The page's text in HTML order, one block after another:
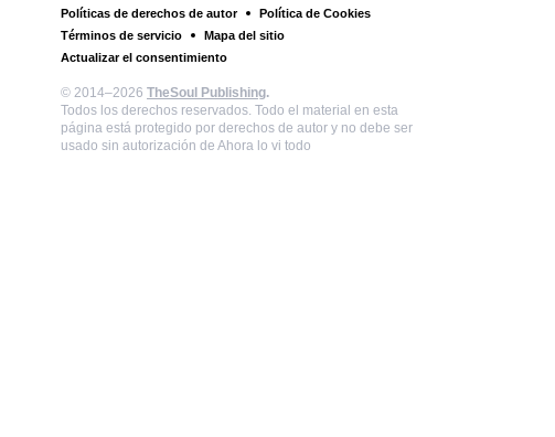
Políticas de derechos de autor
Política de Cookies
Términos de servicio
Mapa del sitio
Actualizar el consentimiento
© 2014–2026 TheSoul Publishing.
Todos los derechos reservados. Todo el material en esta
página está protegido por derechos de autor y no debe ser
usado sin autorización de Ahora lo vi todo